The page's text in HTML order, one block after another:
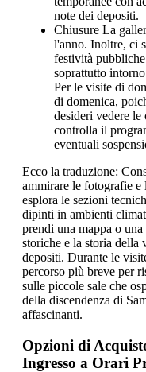
note dei depositi.
Chiusure La
l'anno. Inoltre, ci
festività
soprattutto
Per le visite di
di domenica,
desideri vedere
controlla il
eventuali
Ecco la traduzione:
ammirare le fotografie e
esplora le sezioni
dipinti in ambienti
prendi una mappa o
storiche e la storia della
depositi. Durante le
percorso più breve per
sulle piccole sale che
della discendenza di
affascinanti.
Opzioni di
Ingresso a Orari